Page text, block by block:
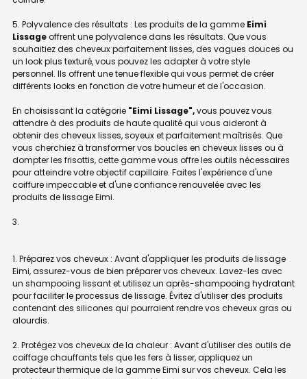
5. Polyvalence des résultats : Les produits de la gamme Eimi
Lissageoffrent une polyvalence dans les résultats. Que vous
souhaitiez des cheveux parfaitement lisses, des vagues douces ou
un look plus texturé, vous pouvez les adapter à votre style
personnel. Ils offrent une tenue flexible qui vous permet de créer
différents looks en fonction de votre humeur et de l'occasion.
En choisissant la catégorie "Eimi Lissage",vous pouvez vous
attendre à des produits de haute qualité qui vous aideront à
obtenir des cheveux lisses, soyeux et parfaitement maîtrisés. Que
vous cherchiez à transformer vos boucles en cheveux lisses ou à
dompter les frisottis, cette gamme vous offre les outils nécessaires
pour atteindre votre objectif capillaire. Faites l'expérience d'une
coiffure impeccable et d'une confiance renouvelée avec les
produits de lissage Eimi.
1. Préparez vos cheveux : Avant d'appliquer les produits de lissage
Eimi, assurez-vous de bien préparer vos cheveux. Lavez-les avec
un shampooing lissant et utilisez un après-shampooing hydratant
pour faciliter le processus de lissage. Évitez d'utiliser des produits
contenant des silicones qui pourraient rendre vos cheveux gras ou
alourdis.
2. Protégez vos cheveux de la chaleur : Avant d'utiliser des outils de
coiffage chauffants tels que les fers à lisser, appliquez un
protecteur thermique de la gamme Eimi sur vos cheveux. Cela les